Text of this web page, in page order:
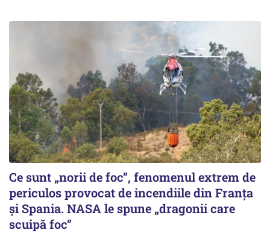
Ce sunt „norii de foc”, fenomenul extrem de
periculos provocat de incendiile din Franța
și Spania. NASA le spune „dragonii care
scuipă foc”